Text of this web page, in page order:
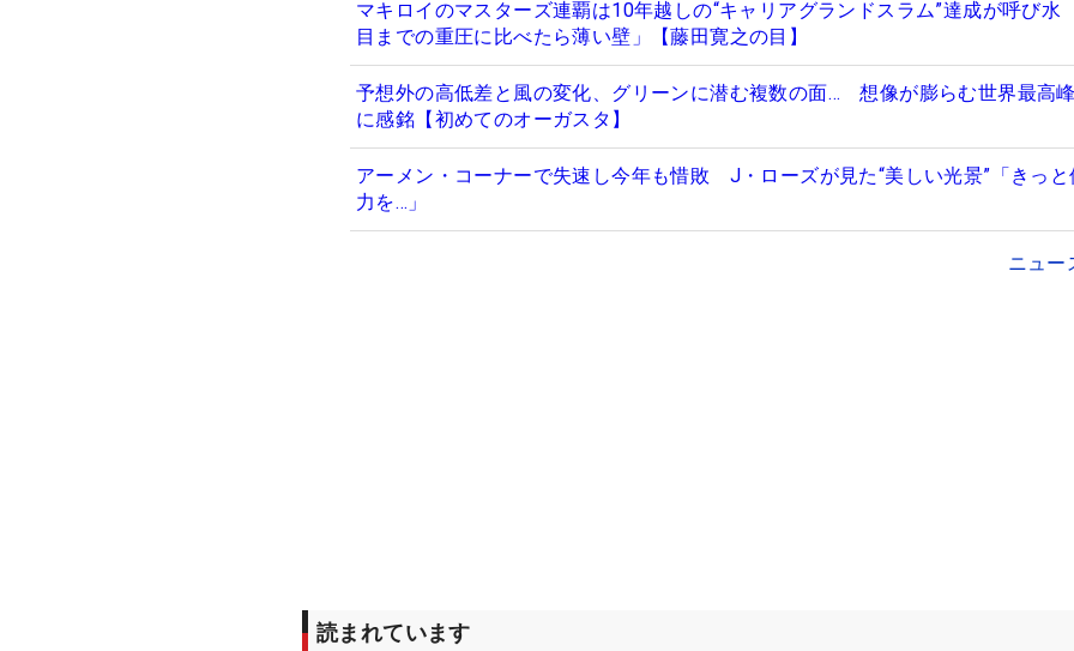
マキロイのマスターズ連覇は10年越しの“キャリアグランドスラム”達成が呼び
目までの重圧に比べたら薄い壁」【藤田寛之の目】
予想外の高低差と風の変化、グリーンに潜む複数の面… 想像が膨らむ世界最高
に感銘【初めてのオーガスタ】
アーメン・コーナーで失速し今年も惜敗 J・ローズが見た“美しい光景”「きっと
力を…」
ニュー
読まれています